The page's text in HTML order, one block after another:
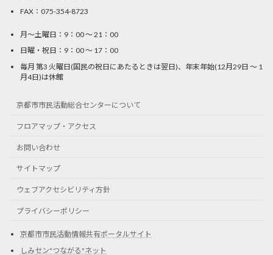
FAX：075-354-8723
月〜土曜日：9：00 〜 21：00
日曜・祝日：9：00 〜 17：00
毎月 第3 火曜日(国民の祝日にあたるときは翌日)、年末年始(12月29日 〜 1
月4日)は休館
京都市市民活動総合センターについて
フロアマップ・アクセス
お問い合わせ
サイトマップ
ウェブアクセシビリティ方針
プライバシーポリシー
京都市市民活動情報共有ポータルサイト
しみセン"つながる"ネット